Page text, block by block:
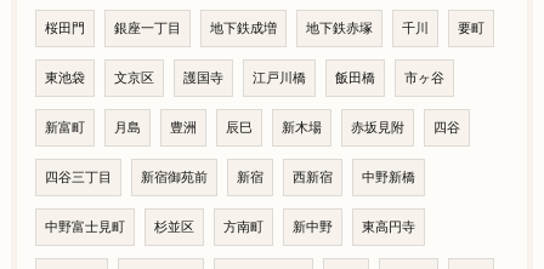
桜田門 銀座一丁目 地下鉄成増 地下鉄赤塚 千川 要町
東池袋 文京区 護国寺 江戸川橋 飯田橋 市ヶ谷
新富町 月島 豊洲 辰巳 新木場 赤坂見附 四谷
四谷三丁目 新宿御苑前 新宿 西新宿 中野新橋
中野富士見町 杉並区 方南町 新中野 東高円寺